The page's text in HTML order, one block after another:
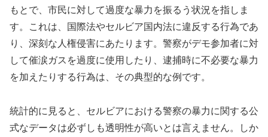
もとで、市民に対して過度な暴力を振るう状況を指しま
す。これは、国際法やセルビア国内法に違反する行為であ
り、深刻な人権侵害にあたります。警察がデモ参加者に対
して催涙ガスを過度に使用したり、逮捕時に不必要な暴力
を加えたりする行為は、その典型的な例です。
統計的に見ると、セルビアにおける警察の暴力に関する公
式なデータは必ずしも透明性が高いとは言えません。しか